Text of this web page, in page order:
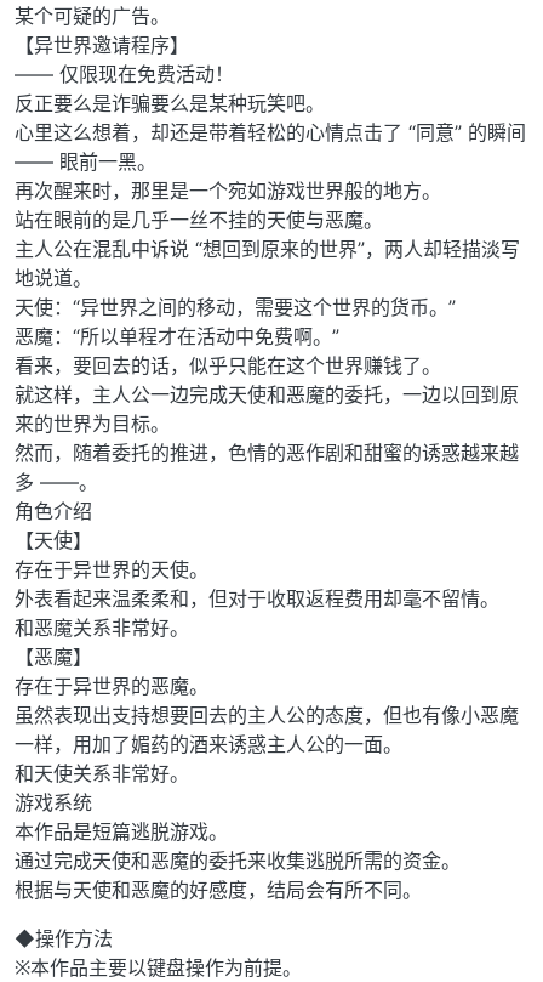
某个可疑的广告。
【异世界邀请程序】
—— 仅限现在免费活动！
反正要么是诈骗要么是某种玩笑吧。
心里这么想着，却还是带着轻松的心情点击了 “同意” 的瞬间
—— 眼前一黑。
再次醒来时，那里是一个宛如游戏世界般的地方。
站在眼前的是几乎一丝不挂的天使与恶魔。
主人公在混乱中诉说 “想回到原来的世界”，两人却轻描淡写
地说道。
天使：“异世界之间的移动，需要这个世界的货币。”
恶魔：“所以单程才在活动中免费啊。”
看来，要回去的话，似乎只能在这个世界赚钱了。
就这样，主人公一边完成天使和恶魔的委托，一边以回到原
来的世界为目标。
然而，随着委托的推进，色情的恶作剧和甜蜜的诱惑越来越
多 ——。
角色介绍
【天使】
存在于异世界的天使。
外表看起来温柔柔和，但对于收取返程费用却毫不留情。
和恶魔关系非常好。
【恶魔】
存在于异世界的恶魔。
虽然表现出支持想要回去的主人公的态度，但也有像小恶魔
一样，用加了媚药的酒来诱惑主人公的一面。
和天使关系非常好。
游戏系统
本作品是短篇逃脱游戏。
通过完成天使和恶魔的委托来收集逃脱所需的资金。
根据与天使和恶魔的好感度，结局会有所不同。
◆操作方法
※本作品主要以键盘操作为前提。